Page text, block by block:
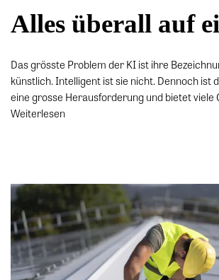
Alles überall auf
Das grösste Problem der KI ist ihre
künstlich. Intelligent ist sie nicht. Dennoch ist
eine grosse Herausforderung und bietet viele
Weiterlesen